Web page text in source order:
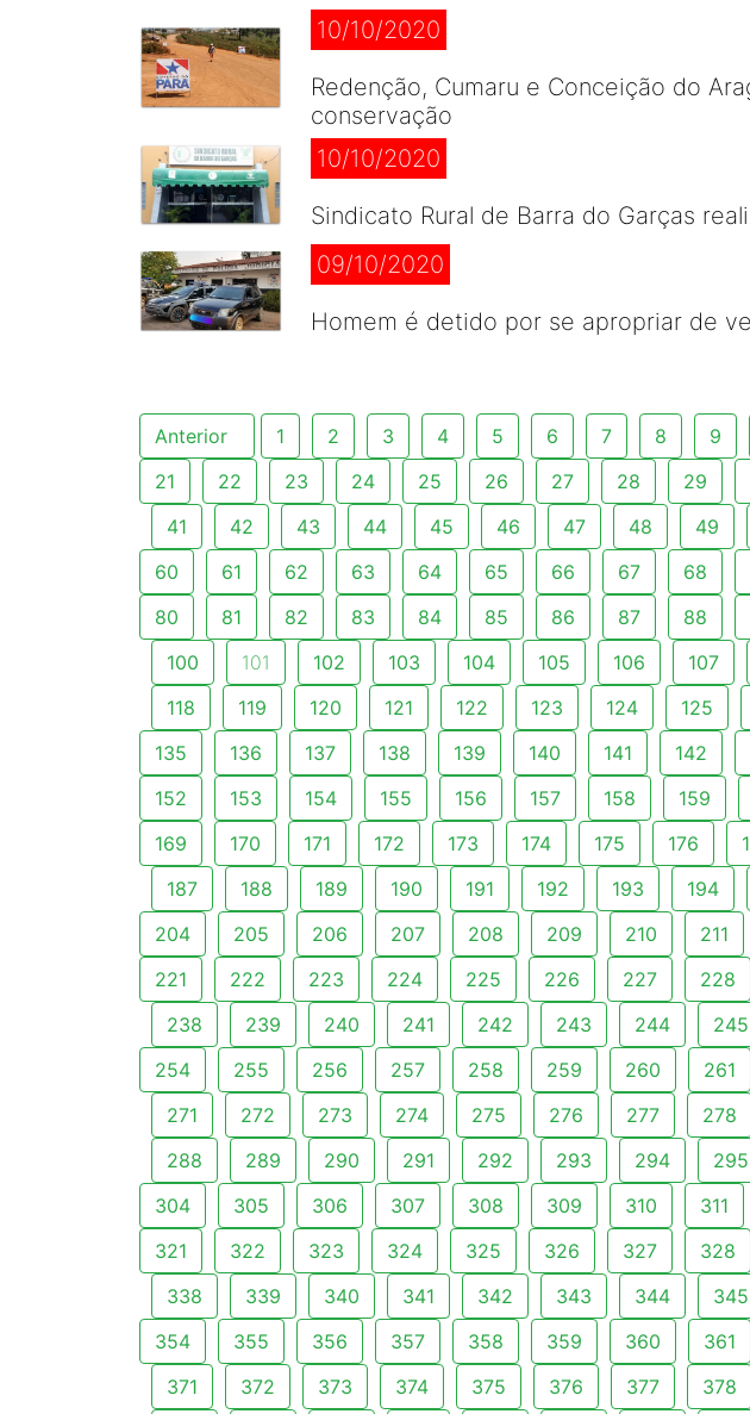
10/10/2020
Redenção, Cumaru e Conceição do
conservação
10/10/2020
Sindicato Rural de Barra do Garças
09/10/2020
Homem é detido por se apropriar de
Anterior 1 2 3 4 5 6 7 8 9
21
22 23 24 25 26 27 28 29
41
42 43 44 45 46 47 48 49
60
61 62 63 64 65 66 67 68
80
81 82 83 84 85 86 87 88
100
101 102 103 104 105 106 107
118
119 120 121 122 123 124 125
135
136 137 138 139 140 141 142
152
153 154 155 156 157 158 159
169
170 171 172 173 174 175 176
187
188 189 190 191 192 193 194
204
205 206 207 208 209 210 211
221
222 223 224 225 226 227 228
238
239 240 241 242 243 244 245
254
255 256 257 258 259 260 261
271
272 273 274 275 276 277 278
288
289 290 291 292 293 294 295
304
305 306 307 308 309 310 311
321
322 323 324 325 326 327 328
338
339 340 341 342 343 344 345
354
355 356 357 358 359 360 361
371
372 373 374 375 376 377 378